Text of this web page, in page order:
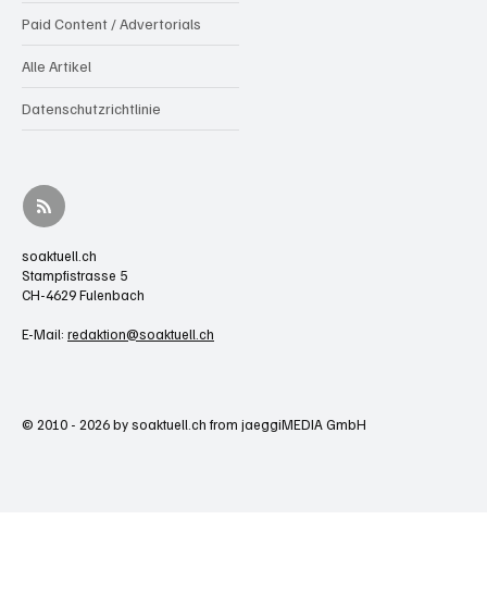
Paid Content / Advertorials
Alle Artikel
Datenschutzrichtlinie
soaktuell.ch
Stampfistrasse 5
CH-4629 Fulenbach
E-Mail: redaktion@soaktuell.ch
© 2010 - 2026 by soaktuell.ch from jaeggiMEDIA GmbH